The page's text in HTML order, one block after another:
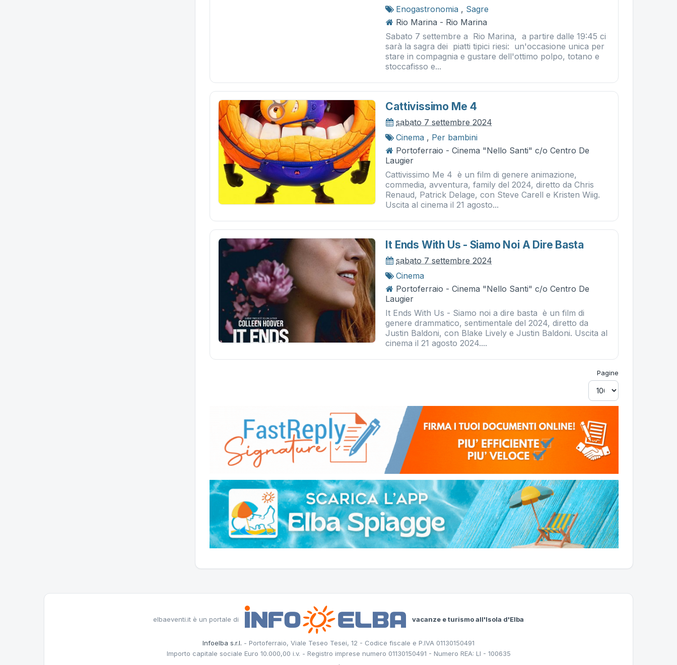
Enogastronomia , Sagre
Rio Marina - Rio Marina
Sabato 7 settembre a Rio Marina, a partire dalle 19:45 ci
sarà la sagra dei piatti tipici riesi: un'occasione unica per
stare in compagnia e gustare dell'ottimo polpo, totano e
stoccafisso e...
Cattivissimo Me 4
sabato 7 settembre 2024
Cinema , Per bambini
Portoferraio - Cinema "Nello Santi" c/o Centro De
Laugier
Cattivissimo Me 4 è un film di genere animazione,
commedia, avventura, family del 2024, diretto da Chris
Renaud, Patrick Delage, con Steve Carell e Kristen Wiig.
Uscita al cinema il 21 agosto...
It Ends With Us - Siamo Noi A Dire Basta
sabato 7 settembre 2024
Cinema
Portoferraio - Cinema "Nello Santi" c/o Centro De
Laugier
It Ends With Us - Siamo noi a dire basta è un film di
genere drammatico, sentimentale del 2024, diretto da
Justin Baldoni, con Blake Lively e Justin Baldoni. Uscita al
cinema il 21 agosto 2024....
Pagine
elbaeventi.it è un portale di vacanze e turismo all'Isola d'Elba
Infoelba s.r.l. - Portoferraio, Viale Teseo Tesei, 12 - Codice fiscale e P.IVA 01130150491
Importo capitale sociale Euro 10.000,00 i.v. - Registro imprese numero 01130150491 - Numero REA: LI - 100635